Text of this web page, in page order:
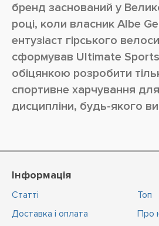
бренд заснований у
році, коли власник Albe
ентузіаст гірського
сформував Ultimate
обіцянкою розробити
спортивне харчування
дисципліни, будь-якого
Інформація
Статті
Доставка і оплата
Топ
Про